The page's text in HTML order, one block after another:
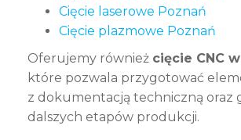
Cięcie laserowe Poznań
Cięcie plazmowe Poznań
Oferujemy również cięcie CNC
które pozwala przygotować
z dokumentacją techniczną oraz
dalszych etapów produkcji.